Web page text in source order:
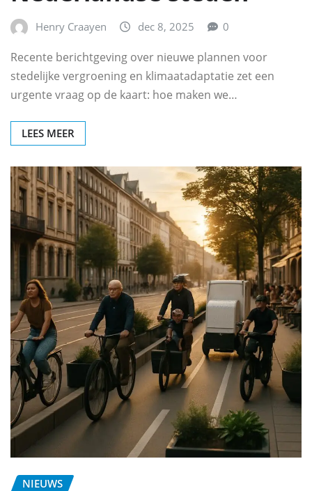
Henry Craayen dec 8, 2025 0
Recente berichtgeving over nieuwe plannen voor
stedelijke vergroening en klimaatadaptatie zet een
urgente vraag op de kaart: hoe maken we…
LEES MEER
NIEUWS